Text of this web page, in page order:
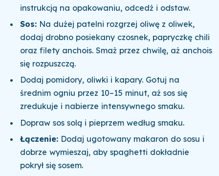
instrukcją na opakowaniu, odcedź i odstaw.
Sos: Na dużej patelni rozgrzej oliwę z oliwek,
dodaj drobno posiekany czosnek, papryczkę chili
oraz filety anchois. Smaż przez chwilę, aż anchois
się rozpuszczą.
Dodaj pomidory, oliwki i kapary. Gotuj na
średnim ogniu przez 10–15 minut, aż sos się
zredukuje i nabierze intensywnego smaku.
Dopraw sos solą i pieprzem według smaku.
Łączenie: Dodaj ugotowany makaron do sosu i
dobrze wymieszaj, aby spaghetti dokładnie
pokrył się sosem.